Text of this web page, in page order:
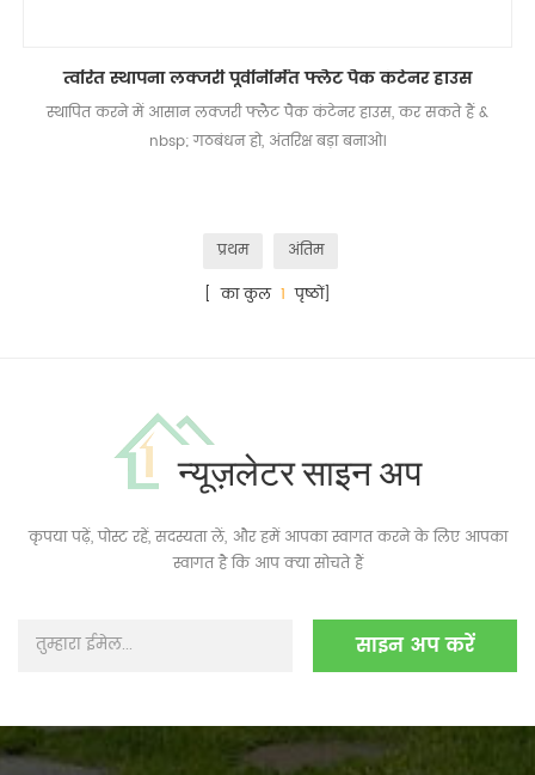
त्वरित स्थापना लक्जरी पूर्वनिर्मित फ्लैट पैक कंटेनर हाउस
स्थापित करने में आसान लक्जरी फ्लैट पैक कंटेनर हाउस, कर सकते हैं &
nbsp; गठबंधन हो, अंतरिक्ष बड़ा बनाओ।
प्रथम
अंतिम
[ का कुल 1 पृष्ठों]
न्यूज़लेटर साइन अप
कृपया पढ़ें, पोस्ट रहें, सदस्यता लें, और हमें आपका स्वागत करने के लिए आपका
स्वागत है कि आप क्या सोचते हैं